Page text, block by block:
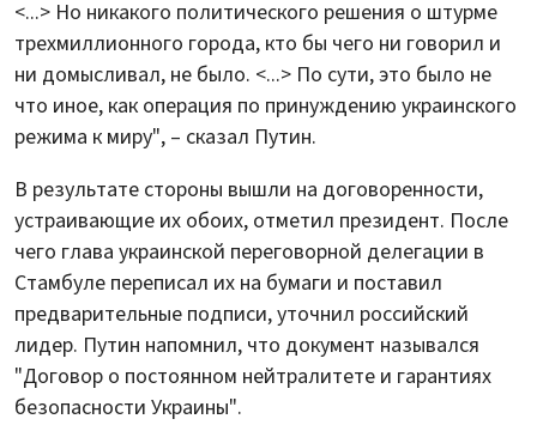
<...> Но никакого политического решения о штурме
трехмиллионного города, кто бы чего ни говорил и
ни домысливал, не было. <...> По сути, это было не
что иное, как операция по принуждению украинского
режима к миру", – сказал Путин.
В результате стороны вышли на договоренности,
устраивающие их обоих, отметил президент. После
чего глава украинской переговорной делегации в
Стамбуле переписал их на бумаги и поставил
предварительные подписи, уточнил российский
лидер. Путин напомнил, что документ назывался
"Договор о постоянном нейтралитете и гарантиях
безопасности Украины".